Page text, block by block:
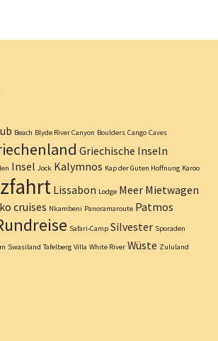
Beach Blyde River Canyon Boulders Cango Caves
Griechische Inseln
Insel Jock Kalymnos Kap der Guten Hoffnung Karoo
Lissabon Lodge Meer Mietwagen
cruises Nkambeni Panoramaroute Patmos
Safari-Camp Silvester Sporaden
Swasiland Tafelberg Villa White River Wüste Zululand